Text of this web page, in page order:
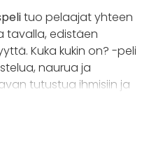
tuo pelaajat yhteen
tavalla, edistäen
Kuka kukin on? -peli
naurua ja
tutustua ihmisiin ja